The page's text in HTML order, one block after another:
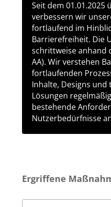
Seit dem 01.01.2025
verbessern wir
fortlaufend im
Barrierefreiheit. Die
schrittweise anhand
AA). Wir verstehen
fortlaufenden
Inhalte, Designs und
Lösungen
bestehende
Nutzerbedürfnisse
Ergriffene